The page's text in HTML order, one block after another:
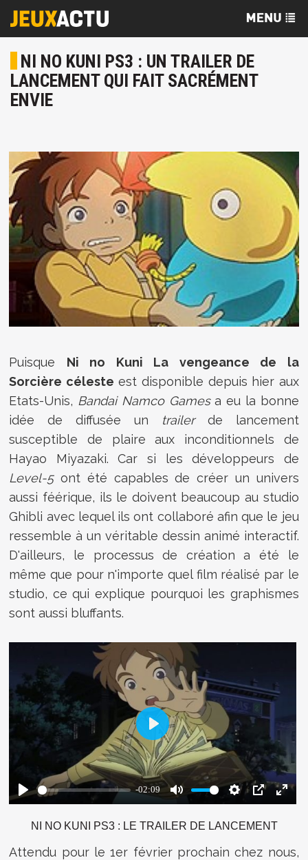
NI NO KUNI PS3 : UN TRAILER DE
LANCEMENT QUI FAIT SACRÉMENT
ENVIE
Puisque Ni no Kuni La vengeance de la
Sorcière céleste est disponible depuis hier aux
Etats-Unis, Bandai Namco Gamesa eu la bonne
idée de diffusée un
trailerde lancement
susceptible de plaire aux inconditionnels de
Hayao Miyazaki. Car si les développeurs de
Level-5ont été capables de créer un univers
aussi féérique, ils le doivent beaucoup au studio
Ghibli avec lequel ils ont collaboré afin que le jeu
ressemble à un véritable dessin animé interactif.
D'ailleurs, le processus de création a été le
même que pour n'importe quel film réalisé par le
studio, ce qui explique pourquoi les graphismes
sont aussi bluffants.
NI NO KUNI PS3 : LE TRAILER DE LANCEMENT
Attendu pour le 1er février prochain chez nous,